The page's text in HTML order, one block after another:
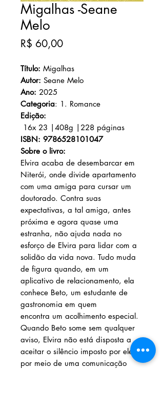
Migalhas -Seane
Melo
R$ 60,00Preço
Título: Migalhas
Autor: Seane Melo
Ano: 2025
Categoria: 1. Romance
Edição:
16x 23 |408g |228 páginas
ISBN: 9786528101047
Sobre o livro:
Elvira acaba de desembarcar em
Niterói, onde divide apartamento
com uma amiga para cursar um
doutorado. Contra suas
expectativas, a tal amiga, antes
próxima e agora quase uma
estranha, não ajuda nada no
esforço de Elvira para lidar com a
solidão da vida nova. Tudo muda
de figura quando, em um
aplicativo de relacionamento, ela
conhece Beto, um estudante de
gastronomia em quem
encontra um acolhimento especial.
Quando Beto some sem qualquer
aviso, Elvira não está disposta a
aceitar o silêncio imposto por ele:
por meio de uma comunicação